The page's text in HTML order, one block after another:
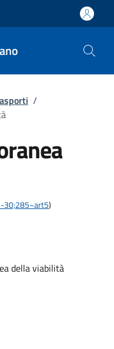
/
30;285~art5)
della viabilità